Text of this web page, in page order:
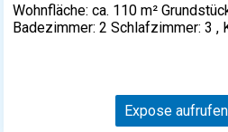
Wohnfläche: ca. 110 m²
Badezimmer: 2 Schlafzimmer: 3 ,
Expose aufrufen